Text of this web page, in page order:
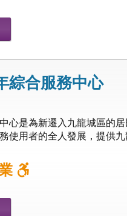
綜合服務中心
心是為新遷入九龍城區的
使用者的全人發展，提供